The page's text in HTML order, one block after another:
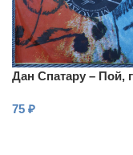
Дан Спатару – Пой,
75 ₽